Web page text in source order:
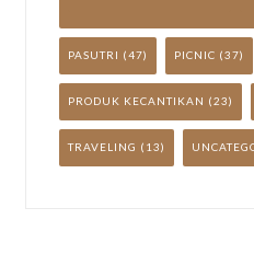
PASUTRI (47) PICNIC (37)
PRODUK KECANTIKAN (23)
TRAVELING (13)